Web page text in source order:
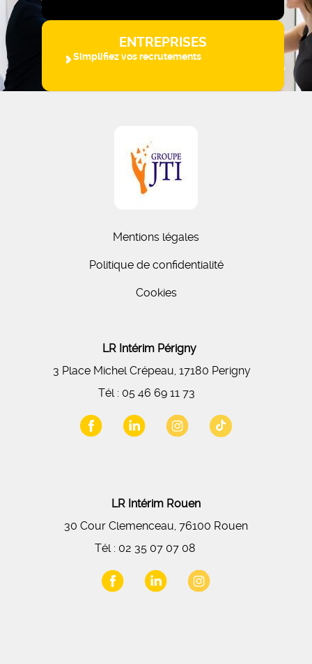
ENTREPRISES
Simplifiez vos recrutements
Mentions légales
Politique de confidentialité
Cookies
LR Intérim Périgny
3 Place Michel Crépeau, 17180 Perigny
Tél : 05 46 69 11 73
LR Intérim Rouen
30 Cour Clemenceau, 76100 Rouen
Tél : 02 35 07 07 08